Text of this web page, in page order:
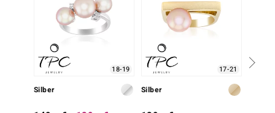
18-19
Silber
17-21
Silber